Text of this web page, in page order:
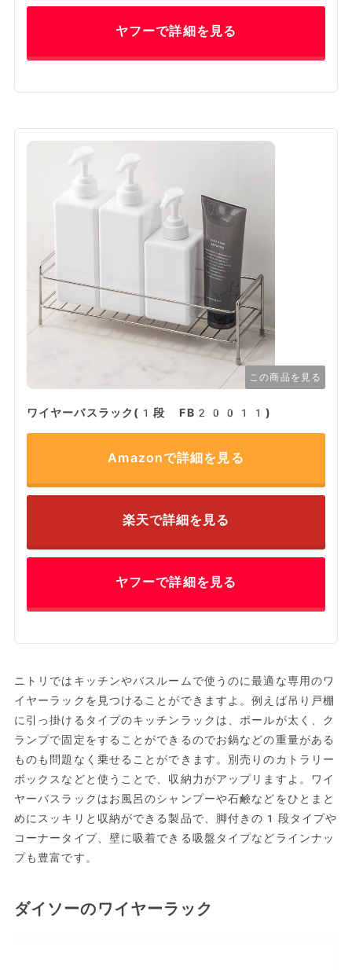
ヤフーで詳細を見る
この商品を見る
ワイヤーバスラック(1段 FB20011)
Amazonで詳細を見る
楽天で詳細を見る
ヤフーで詳細を見る
ニトリではキッチンやバスルームで使うのに最適な専用のワ
イヤーラックを見つけることができますよ。例えば吊り戸棚
に引っ掛けるタイプのキッチンラックは、ポールが太く、ク
ランプで固定をすることができるのでお鍋などの重量がある
ものも問題なく乗せることができます。別売りのカトラリー
ボックスなどと使うことで、収納力がアップリますよ。ワイ
ヤーバスラックはお風呂のシャンプーや石鹸などをひとまと
めにスッキリと収納ができる製品で、脚付きの1段タイプや
コーナータイプ、壁に吸着できる吸盤タイプなどラインナッ
プも豊富です。
ダイソーのワイヤーラック